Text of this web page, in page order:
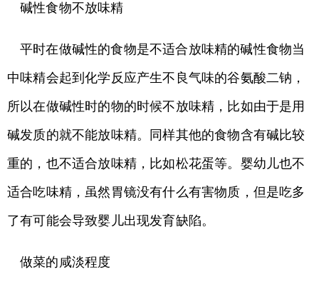
碱性食物不放味精
平时在做碱性的食物是不适合放味精的碱性食物当
中味精会起到化学反应产生不良气味的谷氨酸二钠，
所以在做碱性时的物的时候不放味精，比如由于是用
碱发质的就不能放味精。同样其他的食物含有碱比较
重的，也不适合放味精，比如松花蛋等。婴幼儿也不
适合吃味精，虽然胃镜没有什么有害物质，但是吃多
了有可能会导致婴儿出现发育缺陷。
做菜的咸淡程度